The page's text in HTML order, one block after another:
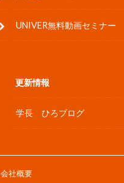
UNIVER無料動画セミナー
更新情報
学長 ひろブログ
会社概要